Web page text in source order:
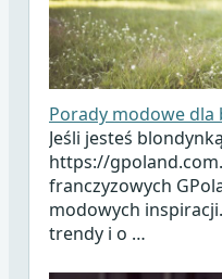
Porady modowe dla
Jeśli jesteś
https://
franczyzowych
modowych
trendy i o …